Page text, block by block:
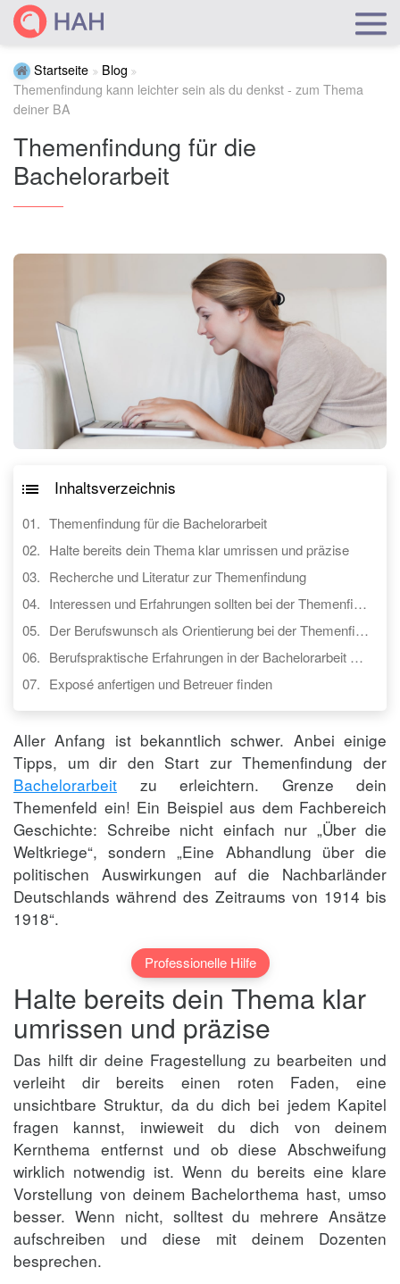
Startseite
Blog
Themenfindung kann leichter sein als du denkst - zum Thema
deiner BA
Themenfindung für die
Bachelorarbeit
Inhaltsverzeichnis
Themenfindung für die Bachelorarbeit
Halte bereits dein Thema klar umrissen und präzise
Recherche und Literatur zur Themenfindung
Interessen und Erfahrungen sollten bei der Themenfindung mit einfließen
Der Berufswunsch als Orientierung bei der Themenfindung der Bachelorarbeit
Berufspraktische Erfahrungen in der Bachelorarbeit anwenden
Exposé anfertigen und Betreuer finden
Aller Anfang ist bekanntlich schwer. Anbei einige
Tipps, um dir den Start zur Themenfindung der
Bachelorarbeit zu erleichtern. Grenze dein
Themenfeld ein! Ein Beispiel aus dem Fachbereich
Geschichte: Schreibe nicht einfach nur „Über die
Weltkriege“, sondern „Eine Abhandlung über die
politischen Auswirkungen auf die Nachbarländer
Deutschlands während des Zeitraums von 1914 bis
1918“.
Professionelle Hilfe
Halte bereits dein Thema klar
umrissen und präzise
Das hilft dir deine Fragestellung zu bearbeiten und
verleiht dir bereits einen roten Faden, eine
unsichtbare Struktur, da du dich bei jedem Kapitel
fragen kannst, inwieweit du dich von deinem
Kernthema entfernst und ob diese Abschweifung
wirklich notwendig ist. Wenn du bereits eine klare
Vorstellung von deinem Bachelorthema hast, umso
besser. Wenn nicht, solltest du mehrere Ansätze
aufschreiben und diese mit deinem Dozenten
besprechen.